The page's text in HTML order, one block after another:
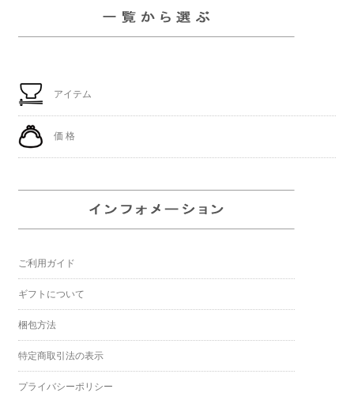
アイテム
価 格
ご利用ガイド
ギフトについて
梱包方法
特定商取引法の表示
プライバシーポリシー